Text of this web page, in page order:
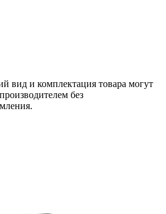
вид и комплектация товара могут
без